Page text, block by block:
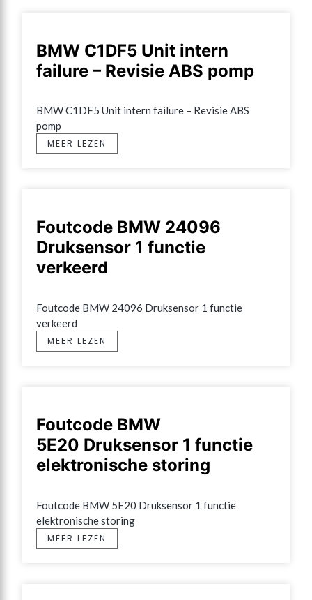
BMW C1DF5 Unit intern
failure – Revisie ABS pomp
BMW C1DF5 Unit intern failure – Revisie ABS
pomp
MEER LEZEN
Foutcode BMW 24096
Druksensor 1 functie
verkeerd
Foutcode BMW 24096 Druksensor 1 functie
verkeerd
MEER LEZEN
Foutcode BMW
5E20 Druksensor 1 functie
elektronische storing
Foutcode BMW 5E20 Druksensor 1 functie
elektronische storing
MEER LEZEN